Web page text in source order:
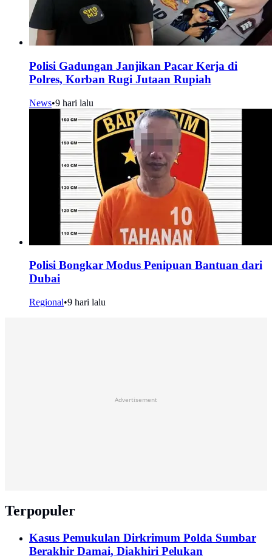
Polisi Gadungan Janjikan Pacar Kerja di
Polres, Korban Rugi Jutaan Rupiah
News•9 hari lalu
Polisi Bongkar Modus Penipuan Bantuan dari
Dubai
Regional•9 hari lalu
Advertisement
Terpopuler
Kasus Pemukulan Dirkrimum Polda Sumbar
Berakhir Damai, Diakhiri Pelukan